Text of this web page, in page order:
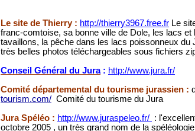
Le site de Thierry : http://thierry3967.free.fr Le
franc-comtoise, sa bonne ville de Dole, les lacs
tavaillons, la pêche dans les lacs poissonneux
très belles photos téléchargeables sous fichiers
Conseil Général du Jura: http://www.jura.fr/
Comité départemental du tourisme jurassien :
tourism.com/ Comité du tourisme du Jura
Jura Spéléo : http://www.juraspeleo.fr/ :
octobre 2005 , un très grand nom de la